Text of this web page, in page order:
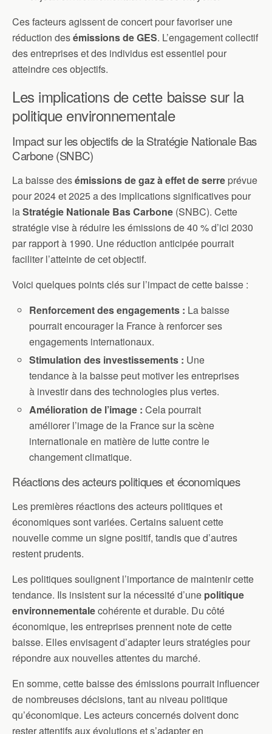
Ces facteurs agissent de concert pour favoriser une
réduction desémissions de GES. L’engagement collectif
des entreprises et des individus est essentiel pour
atteindre ces objectifs.
Les implications de cette baisse sur la
politique environnementale
Impact sur les objectifs de la Stratégie Nationale Bas
Carbone (SNBC)
La baisse desémissions de gaz à effet de serre prévue
pour 2024 et 2025 a des implications significatives pour
laStratégie Nationale Bas Carbone (SNBC). Cette
stratégie vise à réduire les émissions de 40 % d’ici 2030
par rapport à 1990. Une réduction anticipée pourrait
faciliter l’atteinte de cet objectif.
Voici quelques points clés sur l’impact de cette baisse :
Renforcement des engagements : La baisse
pourrait encourager la France à renforcer ses
engagements internationaux.
Stimulation des investissements : Une
tendance à la baisse peut motiver les entreprises
à investir dans des technologies plus vertes.
Amélioration de l’image : Cela pourrait
améliorer l’image de la France sur la scène
internationale en matière de lutte contre le
changement climatique.
Réactions des acteurs politiques et économiques
Les premières réactions des acteurs politiques et
économiques sont variées. Certains saluent cette
nouvelle comme un signe positif, tandis que d’autres
restent prudents.
Les politiques soulignent l’importance de maintenir cette
tendance. Ils insistent sur la nécessité d’une politique
environnementalecohérente et durable. Du côté
économique, les entreprises prennent note de cette
baisse. Elles envisagent d’adapter leurs stratégies pour
répondre aux nouvelles attentes du marché.
En somme, cette baisse des émissions pourrait influencer
de nombreuses décisions, tant au niveau politique
qu’économique. Les acteurs concernés doivent donc
rester attentifs aux évolutions et s’adapter en